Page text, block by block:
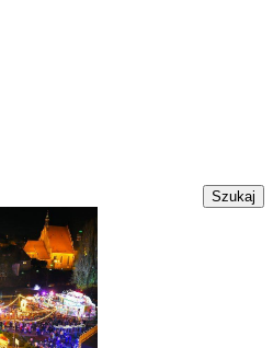
Szukaj